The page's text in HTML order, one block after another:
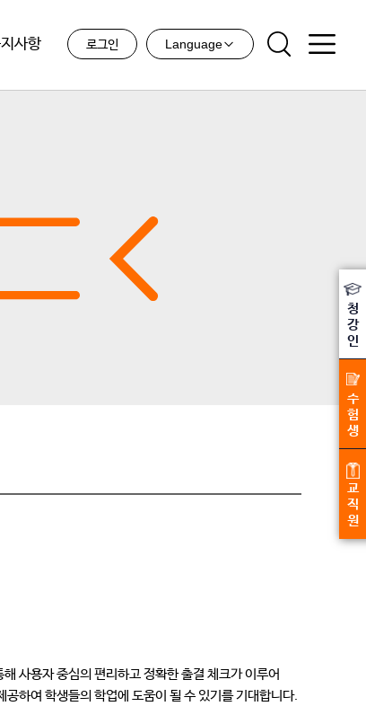
사항 로그인 Language
사용자 중심의 편리하고 정확한 출결 체크가 이루어
하여 학생들의 학업에 도움이 될 수 있기를 기대합니다.
청
강
인
수
험
생
교
직
원